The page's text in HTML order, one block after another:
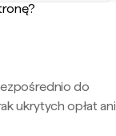
do
ukrytych opłat ani